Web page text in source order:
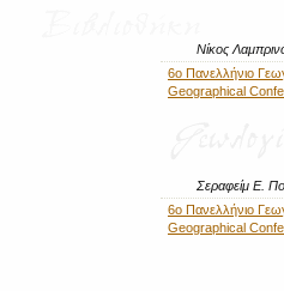
Νίκος
6ο Πανελλήνιο
Geographical
Σεραφείμ Ε.
6ο Πανελλήνιο
Geographical